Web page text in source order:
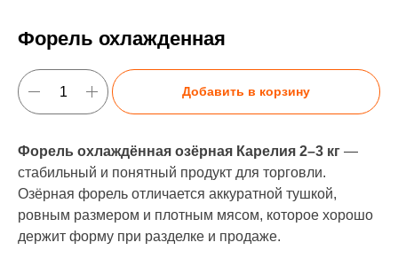
Форель охлажденная
Добавить в корзину
Форель охлаждённая озёрная Карелия 2–3 кг —
стабильный и понятный продукт для торговли.
Озёрная форель отличается аккуратной тушкой,
ровным размером и плотным мясом, которое хорошо
держит форму при разделке и продаже.